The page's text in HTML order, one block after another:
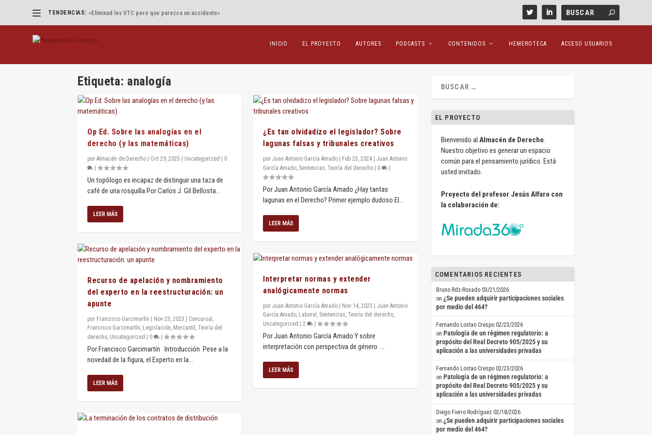
TENDENCIAS: «Eliminad los VTC pero que parezca un accidente»
INICIO EL PROYECTO AUTORES PODCASTS CONTENIDOS HEMEROTECA ACCESO USUARIOS
Etiqueta: analogía
Op Ed. Sobre las analogías en el
derecho (y las matemáticas)
por Almacén de Derecho Oct 29, 2025 Uncategorized
0
Un topólogo es incapaz de distinguir una taza de
café de una rosquilla Por Carlos J. Gil Bellosta...
LEER MÁS
Recurso de apelación y nombramiento
del experto en la reestructuración: un
apunte
por Francisco Garcimartín Nov 23, 2023 Concursal ,
Francisco Garcimartín, Legislación, Mercantil , Teoría del
derecho, Uncategorized 0
Por Francisco Garcimartín Introducción Pese a la
novedad de la figura, el Experto en la...
LEER MÁS
¿Es tan olvidadizo el legislador? Sobre
lagunas falsas y tribunales creativos
porJuan Antonio García Amado Feb 25, 2024 |Juan Antonio
García Amado, Sentencias,Teoría del derecho 0
Por Juan Antonio García Amado ¿Hay tantas
lagunas en el Derecho? Primer ejemplo dudoso El...
LEER MÁS
Interpretar normas y extender
analógicamente normas
porJuan Antonio García Amado Nov 14, 2023 |Juan Antonio
García Amado, Laboral , Sentencias,Teoría del derecho,
Uncategorized
|2 |
Por Juan Antonio García Amado Y sobre
interpretación con perspectiva de género ...
LEER MÁS
EL PROYECTO
Bienvenido al Almacén de Derecho.
Nuestro objetivo es generar un espacio
común para el pensamiento jurídico. Está
usted invitado.
Proyecto del profesor Jesús Alfaro con
la colaboración de:
COMENTARIOS RECIENTES
Bruno Rdz-Rosado 03/21/2026
on ¿Se pueden adquirir participaciones sociales
por medio del 464?
Fernando Lostao Crespo 02/23/2026
on Patología de un régimen regulatorio: a
propósito del Real Decreto 905/2025 y su
aplicación a las universidades privadas
Fernando Lostao Crespo 02/23/2026
on Patología de un régimen regulatorio: a
propósito del Real Decreto 905/2025 y su
aplicación a las universidades privadas
Diego Fierro Rodríguez 02/18/2026
on ¿Se pueden adquirir participaciones sociales
por medio del 464?